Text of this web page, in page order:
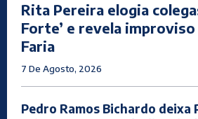
Rita Pereira elogia
Forte’ e revela improviso
Faria
7 De Agosto, 2026
Pedro Ramos Bichardo deixa